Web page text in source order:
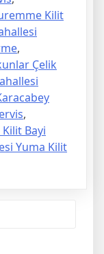
Kilit
,
Çelik
,
Bayi
Yuma Kilit